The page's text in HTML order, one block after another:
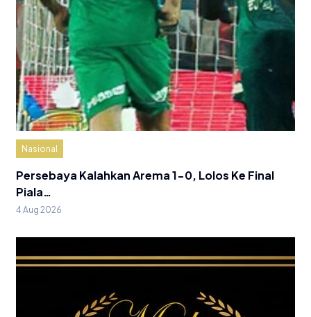
Nasional
Persebaya Kalahkan Arema 1-0, Lolos Ke Final
Piala…
4 Aug 2026